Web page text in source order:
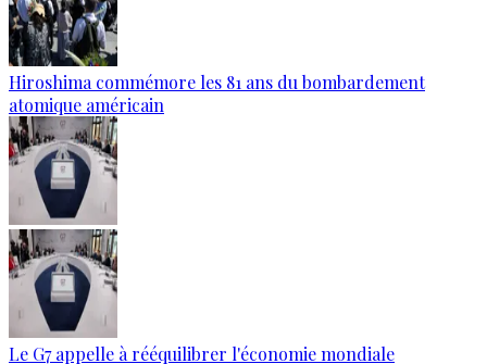
Hiroshima commémore les 81 ans du bombardement
atomique américain
Le G7 appelle à rééquilibrer l'économie mondiale